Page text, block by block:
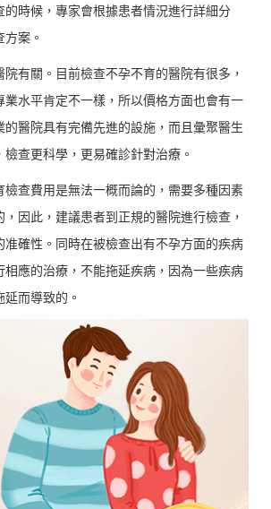
時候，專家會根據患者情況進行詳細分
案。
有關。目前檢查不孕不育的醫院有很多，
水平肯定不一樣，所以價格方面也會有一
的醫院具有完備先進的設施，而且彙聚醫生
查更科學，更易確診針對治療。
查費用是無法一概而論的，需要多種因素
因此，建議患者到正規的醫院進行檢查，
確性。同時在被檢查出有不孕方面的疾病
應的治療，不能拖延疾病，因為一些疾病
而導致的。